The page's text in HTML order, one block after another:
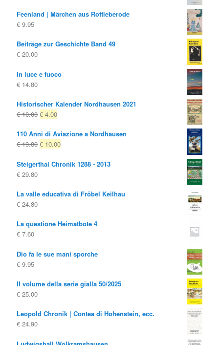
Feenland | Märchen aus Rottleberode
€ 9.95
Beiträge zur Geschichte Band 49
€ 20.00
In luce e fuoco
€ 14.80
Historischer Kalender Nordhausen 2021
€10.00 Il
originale
era:
€ 4.00Il
attuale
è:
110 Anni di Aviazione a Nordhausen
€19.80 Il
originale
€ 10.00Il
attuale
Steigerthal Chronik 1288 - 2013
€ 29.80
La valle educativa di Fröbel Keilhau
€ 24.80
La questione Heimatbote 4
€ 7.60
Dio fa le sue mani sporche
€ 9.95
Il volume della serie gialla 50/2025
€ 25.00
Leopold Chronik | Contea di Hohenstein, ecc.
€ 24.90